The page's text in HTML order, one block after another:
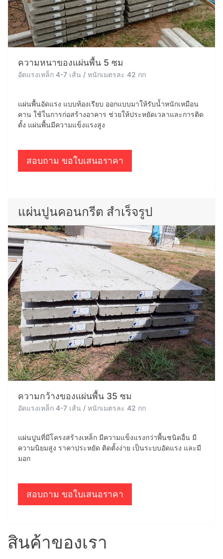
ความหนาของแผ่นพื้น 5 ซม
อัดแรงเหล็ก 4-7 เส้น / หนักเมตรละ 42 กก
แผ่นพื้นอัดแรง แบบท้องเรียบ ออกแบบมาให้รับน้ำหนักเหมือน
คาน ใช้ในการก่อสร้างอาคาร ช่วยให้ประหยัดเวลาและการติด
ตั้ง แผ่นพื้นมีความแข็งแรงสูง
สอบถาม ขอใบเสนอราคา
แผ่นปูนคอนกรีต สำเร็จรูป
ความกว้างของแผ่นพื้น 35 ซม
อัดแรงเหล็ก 4-7 เส้น / หนักเมตรละ 42 กก
แผ่นปูนที่มีโครงสร้างเหล็ก มีความแข็งแรงกว่าพื้นชนิดอื่น มี
ความนิยมสูง ราคาประหยัด ติดตั้งง่าย เป็นระบบอัดแรง และมี
มอก
สอบถาม ขอใบเสนอราคา
สินค้าของเรา